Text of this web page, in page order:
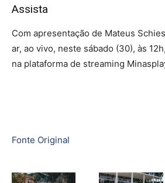
Assista
Com apresentação de Mateus
ar, ao vivo, neste sábado (30), às
na plataforma de streaming
Fonte Original